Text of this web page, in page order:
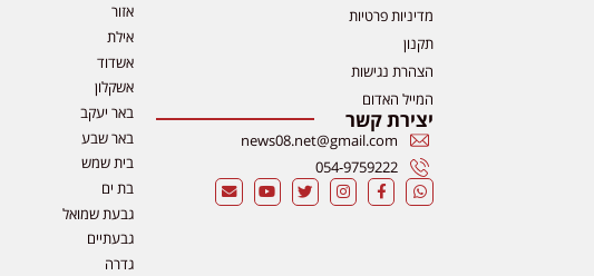
מדיניות פרטיות
תקנון
הצהרת נגישות
המייל האדום
יצירת קשר
news08.net@gmail.com
054-9759222
אזור
אילת
אשדוד
אשקלון
באר יעקב
באר שבע
בית שמש
בת ים
גבעת שמואל
גבעתיים
גדרה